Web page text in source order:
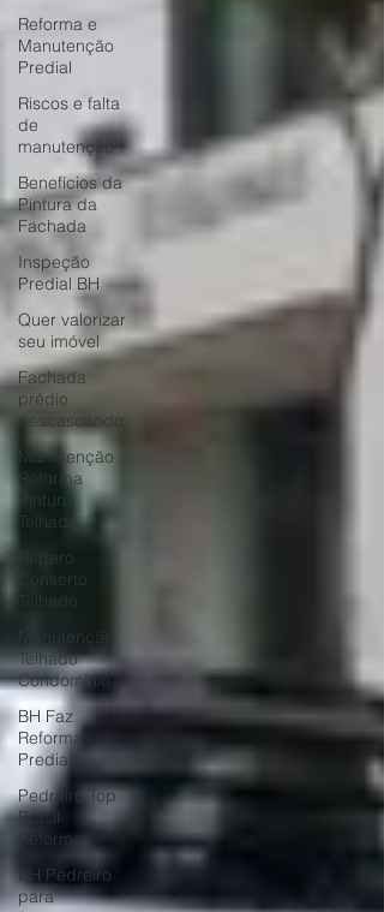
Reforma e
Manutenção
Predial
Riscos e falta
de
manutenção
Benefícios da
Pintura da
Fachada
Inspeção
Predial BH
Quer valorizar
seu imóvel
Fachada
prédio
descascando
Manutenção
Reforma
Pintura
Telhado
Reparo
Conserto
Telhado
Manutenção
Telhado
Condomínio
BH Faz
Reformas
Prediais
Pedreiro Top
Brasil
Reformas
BH Pedreiro
para